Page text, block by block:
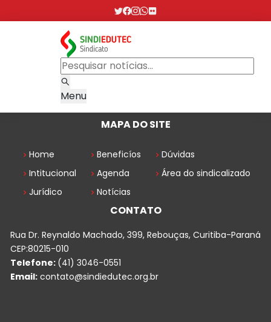
Menu
MAPA DO SITE
Home
Intitucional
Jurídico
Beneficíos
Agenda
Notícias
Dúvidas
Área do sindicalizado
CONTATO
Rua Dr. Reynaldo Machado, 399, Rebouças, Curitiba-Paraná
CEP:80215-010
Telefone: (41) 3046-0551
Email: contato@sindiedutec.org.br